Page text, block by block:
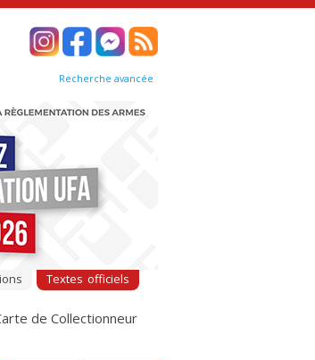
Recherche avancée
Textes officiels
de Collectionneur